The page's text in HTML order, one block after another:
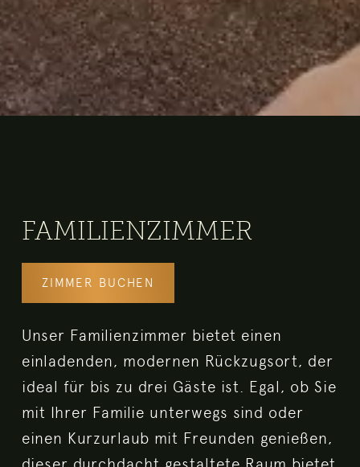
FAMILIENZIMMER
ZIMMER BUCHEN
Unser Familienzimmer bietet einen
einladenden, modernen Rückzugsort, der
ideal für bis zu drei Gäste ist. Egal, ob Sie
mit Ihrer Familie unterwegs sind oder
einen Kurzurlaub mit Freunden genießen,